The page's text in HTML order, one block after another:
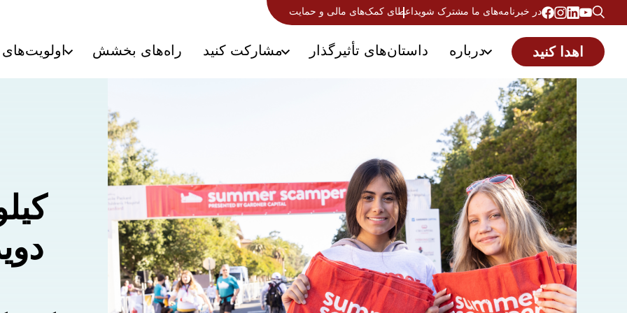
اعطای کمک‌های مالی و حمایتدر خبرنامه‌های ما مشترک شوید
اولویت‌های راه‌های بخشش مشارکت کنید داستان‌های تأثیرگذار درباره اهدا کنید